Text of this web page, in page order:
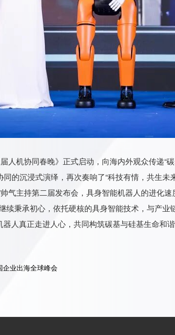
人机协同春晚》正式启动，向海内外观众传递“
的沉浸式演绎，再次奏响了“科技有情，共生未
气主持第二届发布会，具身智能机器人的进化速
秉承初心，依托硬核的具身智能技术，与产
人真正走进人心，共同构筑碳基与硅基生命和
企业出海全球峰会